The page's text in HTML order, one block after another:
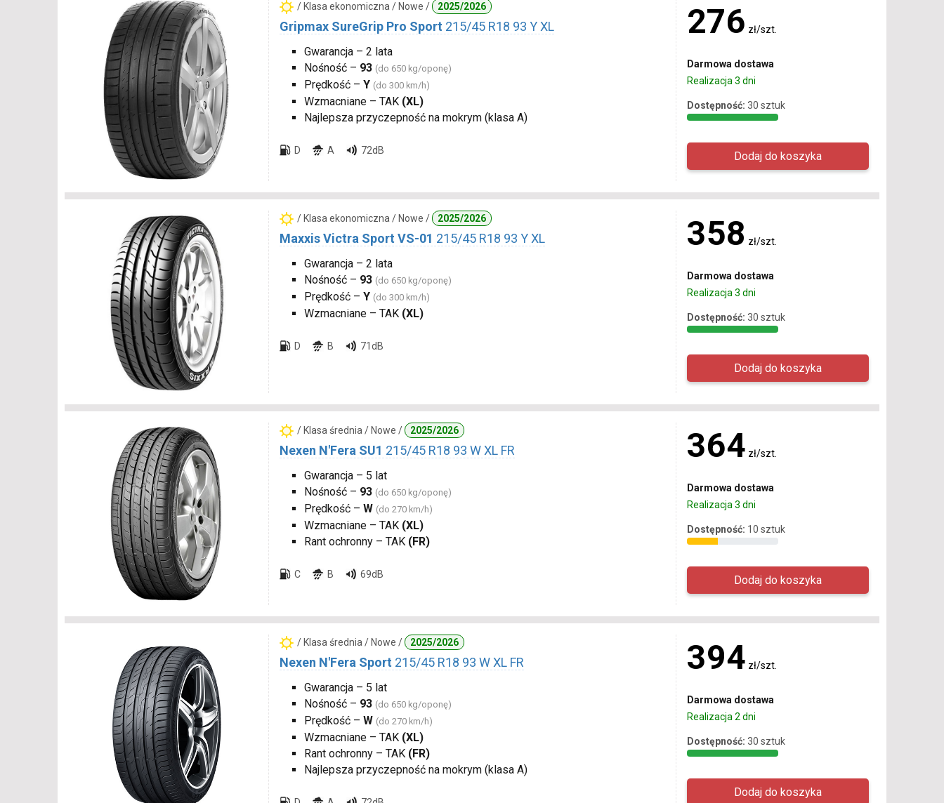
/ Klasa ekonomiczna / Nowe / 2025/2026
Gripmax SureGrip Pro Sport 215/45 R18 93 Y XL
Gwarancja – 2 lata
Nośność – 93 (do 650 kg/oponę)
Prędkość – Y (do 300 km/h)
Wzmacniane – TAK (XL)
Najlepsza przyczepność na mokrym (klasa A)
D A 72dB
276 zł/szt.
Darmowa dostawa
Realizacja 3 dni
Dostępność: 30 sztuk
/ Klasa ekonomiczna / Nowe / 2025/2026
Maxxis Victra Sport VS-01 215/45 R18 93 Y XL
Gwarancja – 2 lata
Nośność – 93 (do 650 kg/oponę)
Prędkość – Y (do 300 km/h)
Wzmacniane – TAK (XL)
D B 71dB
358 zł/szt.
Darmowa dostawa
Realizacja 3 dni
Dostępność: 30 sztuk
/ Klasa średnia / Nowe / 2025/2026
Nexen N'Fera SU1 215/45 R18 93 W XL FR
Gwarancja – 5 lat
Nośność – 93 (do 650 kg/oponę)
Prędkość – W (do 270 km/h)
Wzmacniane – TAK (XL)
Rant ochronny – TAK (FR)
C B 69dB
364 zł/szt.
Darmowa dostawa
Realizacja 3 dni
Dostępność: 10 sztuk
/ Klasa średnia / Nowe / 2025/2026
Nexen N'Fera Sport 215/45 R18 93 W XL FR
Gwarancja – 5 lat
Nośność – 93 (do 650 kg/oponę)
Prędkość – W (do 270 km/h)
Wzmacniane – TAK (XL)
Rant ochronny – TAK (FR)
Najlepsza przyczepność na mokrym (klasa A)
394 zł/szt.
Darmowa dostawa
Realizacja 2 dni
Dostępność: 30 sztuk